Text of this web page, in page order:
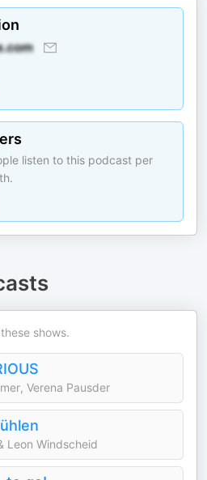
listen to this podcast per
shows.
Verena Pausder
Leon Windscheid